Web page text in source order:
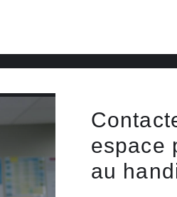
espace
au